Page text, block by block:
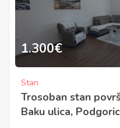
800€
Stan
Dvosoban stan
Dobrota, Kotor